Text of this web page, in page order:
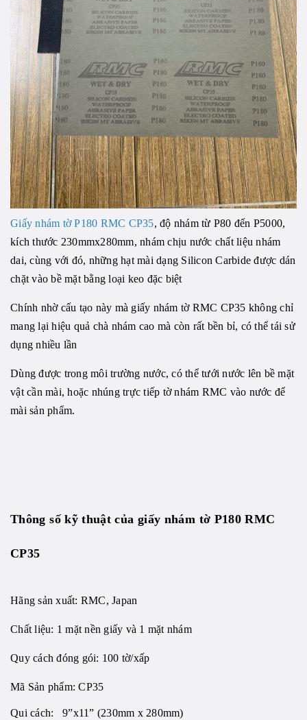
Giấy nhám tờ P180 RMC CP35, độ nhám từ P80 đến P5000,
kích thước 230mmx280mm, nhám chịu nước chất liệu nhám
dai, cùng với đó, những hạt mài dạng Silicon Carbide được dán
chặt vào bề mặt bằng loại keo đặc biệt
Chính nhờ cấu tạo này mà giấy nhám tờ RMC CP35 không chỉ
mang lại hiệu quả chà nhám cao mà còn rất bền bỉ, có thể tái sử
dụng nhiều lần
Dùng được trong môi trường nước, có thể tưới nước lên bề mặt
vật cần mài, hoặc nhúng trực tiếp tờ nhám RMC vào nước để
mài sản phẩm.
Thông số kỹ thuật của giấy nhám tờ P180 RMC
CP35
Hãng sản xuất: RMC, Japan
Chất liệu: 1 mặt nền giấy và 1 mặt nhám
Quy cách đóng gói: 100 tờ/xấp
Mã Sản phẩm: CP35
Qui cách: 9”x11” (230mm x 280mm)